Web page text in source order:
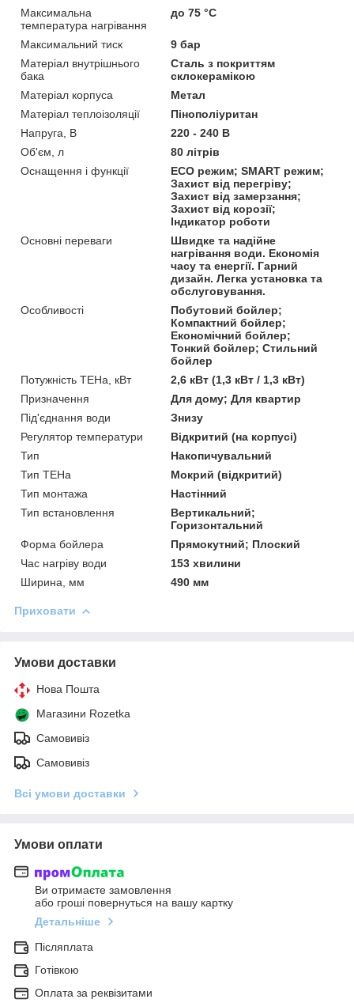
Максимальна
температура нагрівання
до 75 °C
Максимальний тиск
9 бар
Матеріал внутрішнього
бака
Сталь з покриттям
склокерамікою
Матеріал корпуса
Метал
Матеріал теплоізоляції
Пінополіуритан
Напруга, В
220 - 240 В
Об'єм, л
80 літрів
Оснащення і функції
ECO режим; SMART режим;
Захист від перегріву;
Захист від замерзання;
Захист від корозії;
Індикатор роботи
Основні переваги
Швидке та надійне
нагрівання води. Економія
часу та енергії. Гарний
дизайн. Легка установка та
обслуговування.
Особливості
Побутовий бойлер;
Компактний бойлер;
Економічний бойлер;
Тонкий бойлер; Стильний
бойлер
Потужність ТЕНа, кВт
2,6 кВт (1,3 кВт / 1,3 кВт)
Призначення
Для дому; Для квартир
Під'єднання води
Знизу
Регулятор температури
Відкритий (на корпусі)
Тип
Накопичувальний
Тип ТЕНа
Мокрий (відкритий)
Тип монтажа
Настінний
Тип встановлення
Вертикальний;
Горизонтальний
Форма бойлера
Прямокутний; Плоский
Час нагріву води
153 хвилини
Ширина, мм
490 мм
Приховати
Умови доставки
Нова Пошта
Магазини Rozetka
Самовивіз
Самовивіз
Всі умови доставки
Умови оплати
Ви отримаєте замовлення
або гроші повернуться на вашу картку
Детальніше
Післяплата
Готівкою
Оплата за реквізитами